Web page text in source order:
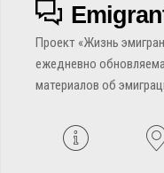
Проект «Жизнь
ежедневно
материалов об